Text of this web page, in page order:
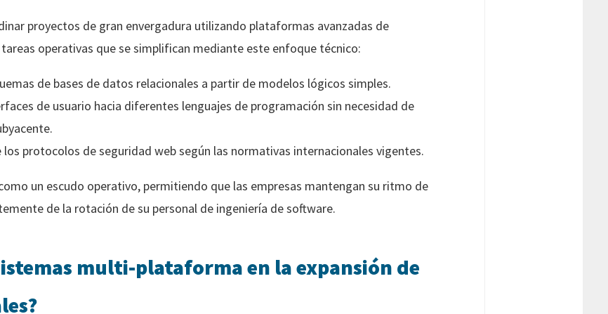
proyectos de gran envergadura utilizando plataformas avanzadas de
operativas que se simplifican mediante este enfoque técnico:
de bases de datos relacionales a partir de modelos lógicos simples.
de usuario hacia diferentes lenguajes de programación sin necesidad de
protocolos de seguridad web según las normativas internacionales vigentes.
un escudo operativo, permitiendo que las empresas mantengan su ritmo de
de la rotación de su personal de ingeniería de software.
multi-plataforma en la expansión de